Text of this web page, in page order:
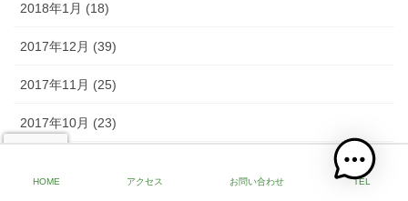
2018年1月 (18)
2017年12月 (39)
2017年11月 (25)
2017年10月 (23)
HOME アクセス お問い合わせ TEL